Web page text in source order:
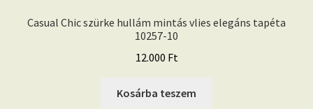
Casual Chic szürke hullám mintás vlies elegáns tapéta
10257-10
12.000 Ft
Kosárba teszem